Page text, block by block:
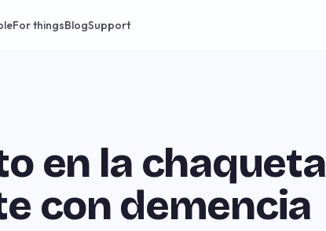
For thingsBlogSupport
en la chaqueta
con demencia